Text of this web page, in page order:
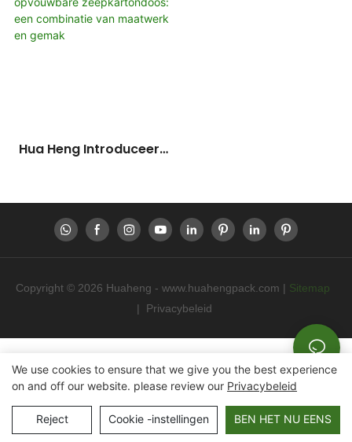
Hua Heng Introduceert
Combinatie Van
Maatwerk En Gemak
Copyright © 2026 Huaheng - www.huahengpack.com | Sitemap
|
Privacybeleid
We use cookies to ensure that we give you the best experience
on and off our website. please review our Privacybeleid
Reject Cookie -instellingen BEN HET NU EENS